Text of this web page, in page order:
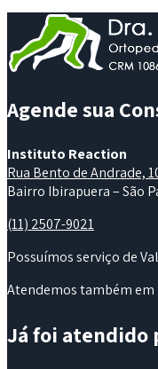
Agende sua
Instituto Reaction
Rua Bento de Andrade,
Bairro Ibirapuera – São
(11) 2507-9021
Possuímos serviço de
Atendemos também em
Já foi atendido